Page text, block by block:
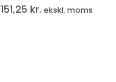
151,25 kr. ekskl. moms